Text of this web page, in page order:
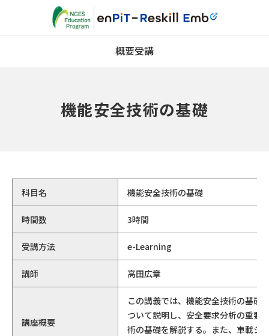
概要受講
機能安全技術の基礎
科目名 機能安全技術の基礎
時間数 3時間
受講方法 e-Learning
講師 高田広章
講座概要
この講義では、機能安全技術の基礎
ついて説明し、安全要求分析の重要
術の基礎を解説する。また、車載シ